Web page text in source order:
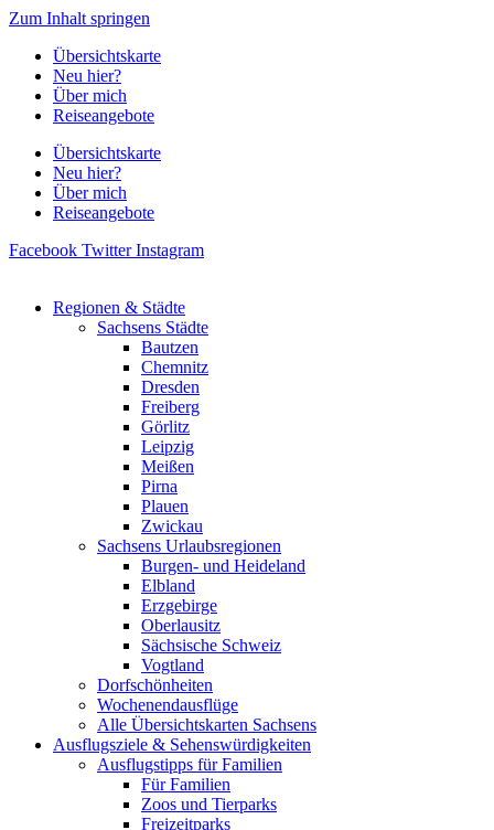
Zum Inhalt springen
Übersichtskarte
Neu hier?
Über mich
Reiseangebote
Übersichtskarte
Neu hier?
Über mich
Reiseangebote
Facebook Twitter Instagram
Regionen & Städte
Sachsens Städte
Bautzen
Chemnitz
Dresden
Freiberg
Görlitz
Leipzig
Meißen
Pirna
Plauen
Zwickau
Sachsens Urlaubsregionen
Burgen- und Heideland
Elbland
Erzgebirge
Oberlausitz
Sächsische Schweiz
Vogtland
Dorfschönheiten
Wochenendausflüge
Alle Übersichtskarten Sachsens
Ausflugsziele & Sehenswürdigkeiten
Ausflugstipps für Familien
Für Familien
Zoos und Tierparks
Freizeitparks